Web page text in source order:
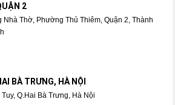
2
Thờ, Phường Thủ Thiêm, Quận 2, Thành
BÀ TRƯNG, HÀ NỘI
Q.Hai Bà Trưng, Hà Nội